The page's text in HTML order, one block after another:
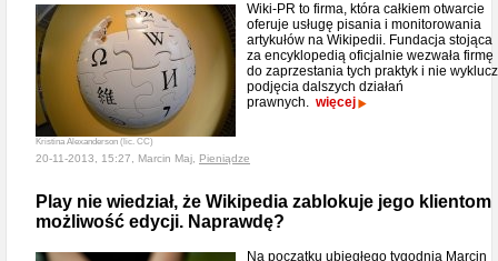
Kristina Alexanderson (lic. CC)
Wiki-PR to firma, która całkiem otwarcie
oferuje usługę pisania i monitorowania
artykułów na Wikipedii. Fundacja stojąca
za encyklopedią oficjalnie wezwała firmę
do zaprzestania tych praktyk i nie
podjęcia dalszych działań
prawnych. więcej
20-11-2013, 15:27, Marcin Maj, Pieniądze
Play nie wiedział, że Wikipedia zablokuje jego klientom
możliwość edycji. Naprawdę?
Na początku ubiegłego tygodnia Marcin